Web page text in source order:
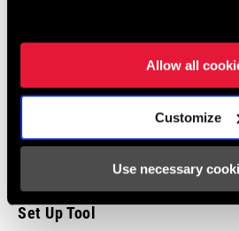
Allow all
Customize
Use necessary
SRAM ROAD AXS Front
Set Up Tool